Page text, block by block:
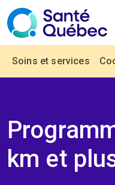
Aller au contenu principal
Navigation
Soins et services
km et